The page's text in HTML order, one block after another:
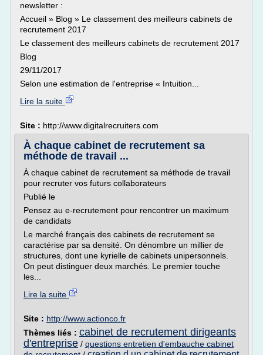
newsletter :
Accueil » Blog » Le classement des meilleurs cabinets de
recrutement 2017
Le classement des meilleurs cabinets de recrutement 2017
Blog
29/11/2017
Selon une estimation de l'entreprise « Intuition...
Lire la suite
Site : http://www.digitalrecruiters.com
À chaque cabinet de recrutement sa
méthode de travail ...
À chaque cabinet de recrutement sa méthode de travail
pour recruter vos futurs collaborateurs
Publié le
Pensez au e-recrutement pour rencontrer un maximum
de candidats
Le marché français des cabinets de recrutement se
caractérise par sa densité. On dénombre un millier de
structures, dont une kyrielle de cabinets unipersonnels.
On peut distinguer deux marchés. Le premier touche
les...
Lire la suite
Site : http://www.actionco.fr
Thèmes liés : cabinet de recrutement dirigeants
d'entreprise / questions entretien d'embauche cabinet